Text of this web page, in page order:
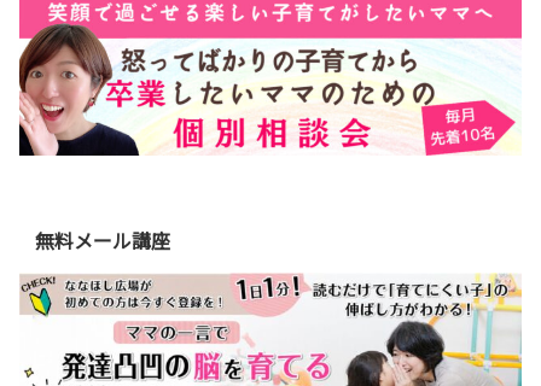
無料メール講座